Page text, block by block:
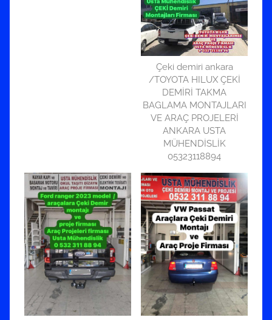
Çeki demiri ankara
/TOYOTA HILUX ÇEKİ
DEMİRİ TAKMA
BAGLAMA MONTAJLARI
VE ARAÇ PROJELERİ
ANKARA USTA
MÜHENDİSLİK
05323118894